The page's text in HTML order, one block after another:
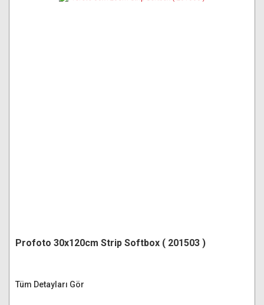
Profoto 30x120cm Strip Softbox ( 201503 )
Tüm Detayları Gör